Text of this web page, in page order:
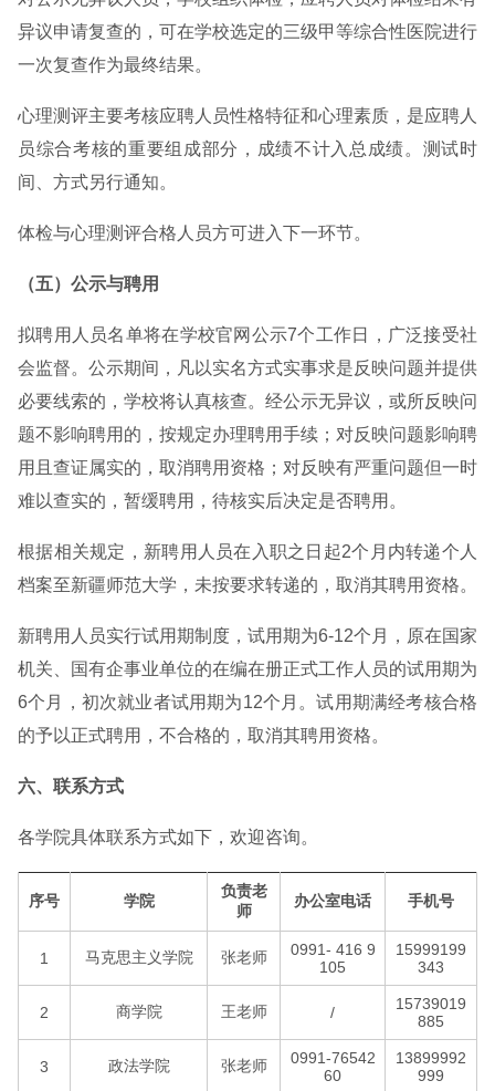
异议申请复查的，可在学校选定的三级甲等综合性医院进行
一次复查作为最终结果。
心理测评主要考核应聘人员性格特征和心理素质，是应聘人
员综合考核的重要组成部分，成绩不计入总成绩。测试时
间、方式另行通知。
体检与心理测评合格人员方可进入下一环节。
（五）公示与聘用
拟聘用人员名单将在学校官网公示7个工作日，广泛接受社
会监督。公示期间，凡以实名方式实事求是反映问题并提供
必要线索的，学校将认真核查。经公示无异议，或所反映问
题不影响聘用的，按规定办理聘用手续；对反映问题影响聘
用且查证属实的，取消聘用资格；对反映有严重问题但一时
难以查实的，暂缓聘用，待核实后决定是否聘用。
根据相关规定，新聘用人员在入职之日起2个月内转递个人
档案至新疆师范大学，未按要求转递的，取消其聘用资格。
新聘用人员实行试用期制度，试用期为6-12个月，原在国家
机关、国有企事业单位的在编在册正式工作人员的试用期为
6个月，初次就业者试用期为12个月。试用期满经考核合格
的予以正式聘用，不合格的，取消其聘用资格。
六、联系方式
各学院具体联系方式如下，欢迎咨询。
序号 学院
负责老
师
办公室电话 手机号
1 马克思主义学院 张老师
0991- 416 9
105
15999199
343
2 商学院 王老师 /
15739019
885
3 政法学院 张老师
0991-76542
60
13899992
999